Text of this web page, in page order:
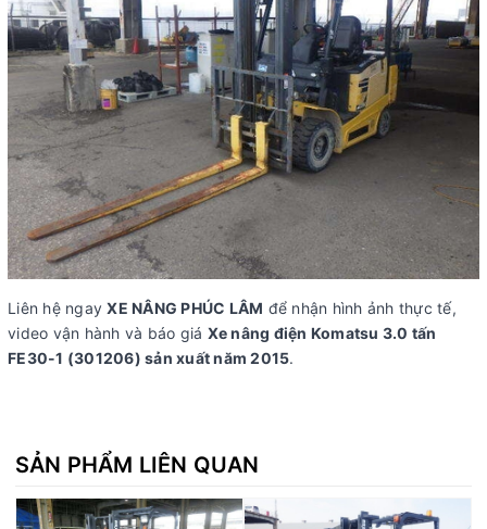
Liên hệ ngayXE NÂNG PHÚC LÂM để nhận hình ảnh thực tế,
video vận hành và báo giá Xe nâng điện Komatsu 3.0 tấn
FE30-1 (301206) sản xuất năm 2015.
SẢN PHẨM LIÊN QUAN